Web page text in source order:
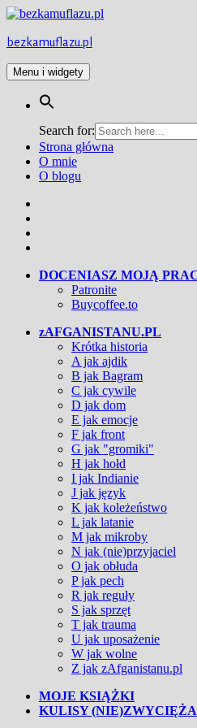
Przejdź
treści
bezkamuflazu.pl
Menu i widgety
Search for:
Strona główna
O mnie
O blogu
DOCENIASZ MOJĄ
Patronite
Buycoffee.to
zAFGANISTANU.PL
Krótka historia
A jak ajdik
B jak Bagram
C jak cywile
D jak dom
E jak emocje
F jak front
G jak "gromiki"
H jak hołd
I jak Indianie
J jak język
K jak koleżeństwo
L jak latanie
M jak mikroby
N jak (nie)przyjaciel
O jak obłuda
P jak pech
R jak reguły
S jak sprzęt
T jak trauma
U jak uposażenie
W jak wolne
Z jak zAfganistanu.pl
MOJE KSIĄŻKI
KULISY